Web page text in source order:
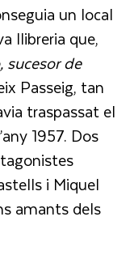
un local
llibreria que,
sucesor de
Passeig, tan
traspassat el
1957. Dos
i Miquel
amants dels